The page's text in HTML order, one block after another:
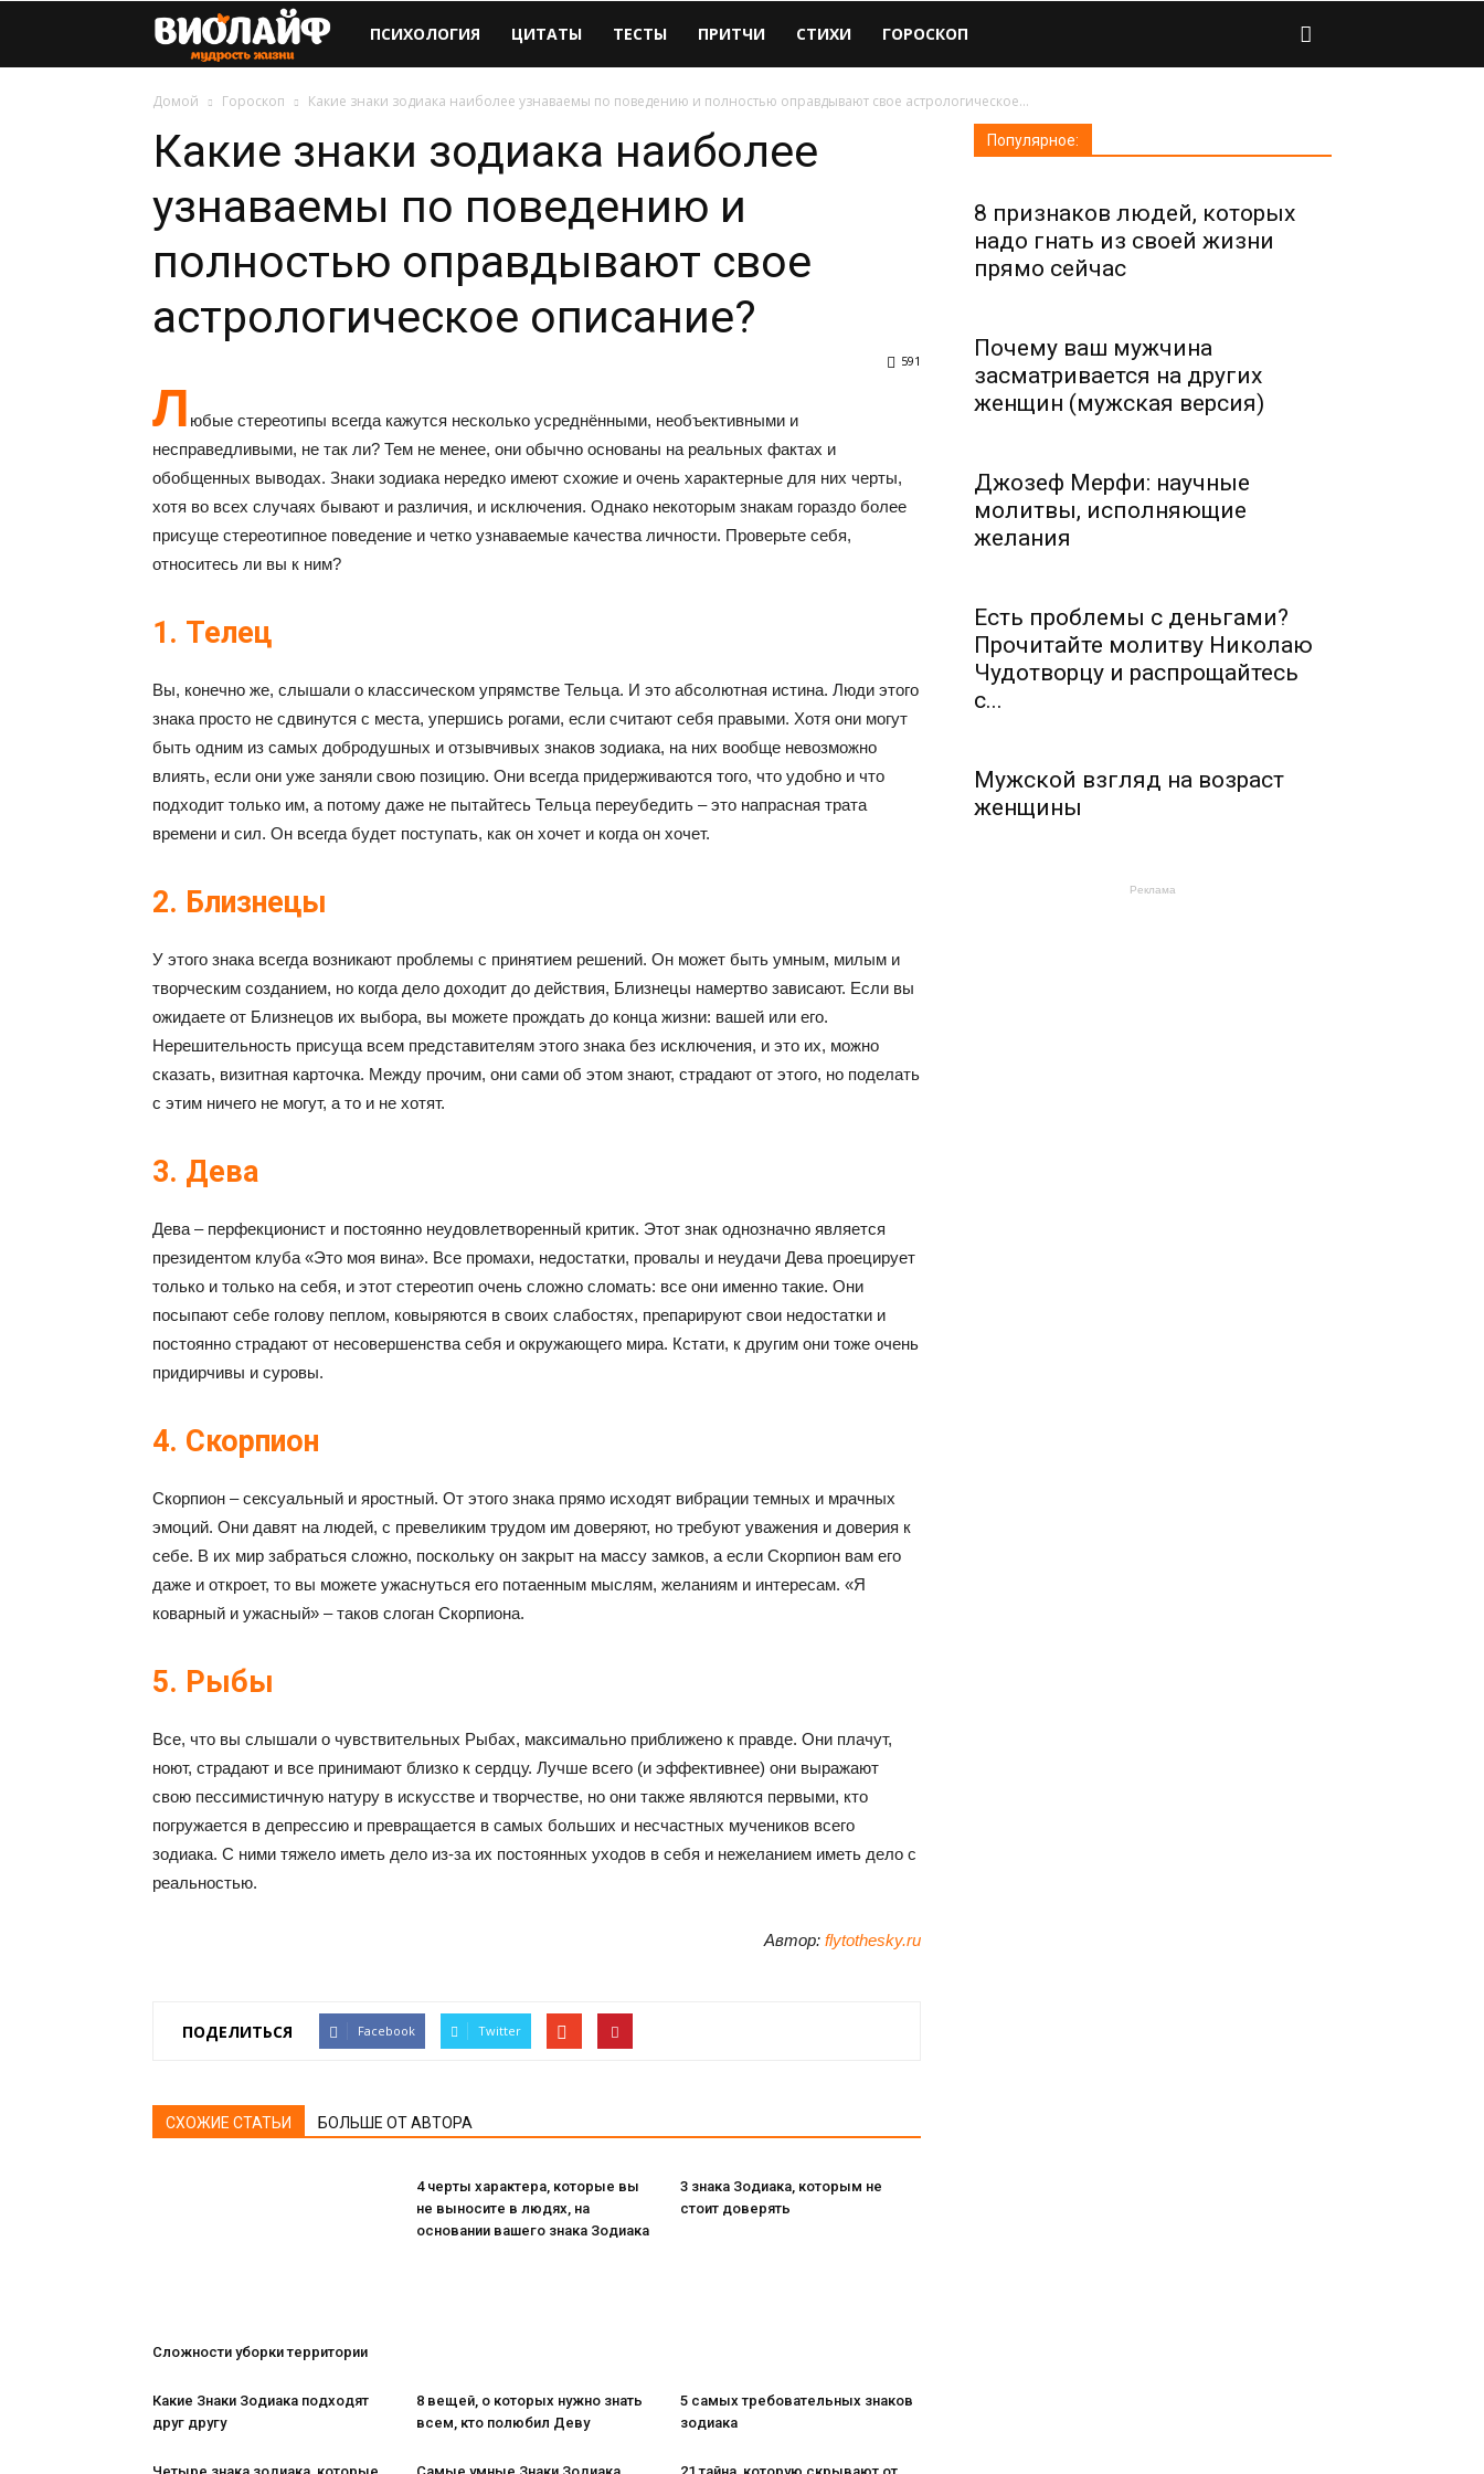
Виолайф
ПСИХОЛОГИЯ ЦИТАТЫ ТЕСТЫ ПРИТЧИ СТИХИ ГОРОСКОП
Домой Гороскоп Какие знаки зодиака наиболее узнаваемы по поведению и полностью оправдывают свое астрологическое...
Какие знаки зодиака наиболее
узнаваемы по поведению и
полностью оправдывают свое
астрологическое описание?
591
Л юбые стереотипы всегда кажутся несколько усреднёнными, необъективными и
несправедливыми, не так ли? Тем не менее, они обычно основаны на реальных фактах и
обобщенных выводах. Знаки зодиака нередко имеют схожие и очень характерные для них черты,
хотя во всех случаях бывают и различия, и исключения. Однако некоторым знакам гораздо более
присуще стереотипное поведение и четко узнаваемые качества личности. Проверьте себя,
относитесь ли вы к ним?
1. Телец
Вы, конечно же, слышали о классическом упрямстве Тельца. И это абсолютная истина. Люди этого
знака просто не сдвинутся с места, упершись рогами, если считают себя правыми. Хотя они могут
быть одним из самых добродушных и отзывчивых знаков зодиака, на них вообще невозможно
влиять, если они уже заняли свою позицию. Они всегда придерживаются того, что удобно и что
подходит только им, а потому даже не пытайтесь Тельца переубедить – это напрасная трата
времени и сил. Он всегда будет поступать, как он хочет и когда он хочет.
2. Близнецы
У этого знака всегда возникают проблемы с принятием решений. Он может быть умным, милым и
творческим созданием, но когда дело доходит до действия, Близнецы намертво зависают. Если вы
ожидаете от Близнецов их выбора, вы можете прождать до конца жизни: вашей или его.
Нерешительность присуща всем представителям этого знака без исключения, и это их, можно
сказать, визитная карточка. Между прочим, они сами об этом знают, страдают от этого, но поделать
с этим ничего не могут, а то и не хотят.
3. Дева
Дева – перфекционист и постоянно неудовлетворенный критик. Этот знак однозначно является
президентом клуба «Это моя вина». Все промахи, недостатки, провалы и неудачи Дева проецирует
только и только на себя, и этот стереотип очень сложно сломать: все они именно такие. Они
посыпают себе голову пеплом, ковыряются в своих слабостях, препарируют свои недостатки и
постоянно страдают от несовершенства себя и окружающего мира. Кстати, к другим они тоже очень
придирчивы и суровы.
4. Скорпион
Скорпион – сексуальный и яростный. От этого знака прямо исходят вибрации темных и мрачных
эмоций. Они давят на людей, с превеликим трудом им доверяют, но требуют уважения и доверия к
себе. В их мир забраться сложно, поскольку он закрыт на массу замков, а если Скорпион вам его
даже и откроет, то вы можете ужаснуться его потаенным мыслям, желаниям и интересам. «Я
коварный и ужасный» – таков слоган Скорпиона.
5. Рыбы
Все, что вы слышали о чувствительных Рыбах, максимально приближено к правде. Они плачут,
ноют, страдают и все принимают близко к сердцу. Лучше всего (и эффективнее) они выражают
свою пессимистичную натуру в искусстве и творчестве, но они также являются первыми, кто
погружается в депрессию и превращается в самых больших и несчастных мучеников всего
зодиака. С ними тяжело иметь дело из-за их постоянных уходов в себя и нежеланием иметь дело с
реальностью.
Автор: flytothesky.ru
ПОДЕЛИТЬСЯ Facebook Twitter
СХОЖИЕ СТАТЬИ БОЛЬШЕ ОТ АВТОРА
Сложности уборки территории
4 черты характера, которые вы
не выносите в людях, на
основании вашего знака Зодиака
3 знака Зодиака, которым не
стоит доверять
Какие Знаки Зодиака подходят
друг другу
8 вещей, о которых нужно знать
всем, кто полюбил Деву
5 самых требовательных знаков
зодиака
Популярное:
8 признаков людей, которых
надо гнать из своей жизни
прямо сейчас
Почему ваш мужчина
засматривается на других
женщин (мужская версия)
Джозеф Мерфи: научные
молитвы, исполняющие
желания
Есть проблемы с деньгами?
Прочитайте молитву Николаю
Чудотворцу и распрощайтесь
с...
Мужской взгляд на возраст
женщины
Реклама